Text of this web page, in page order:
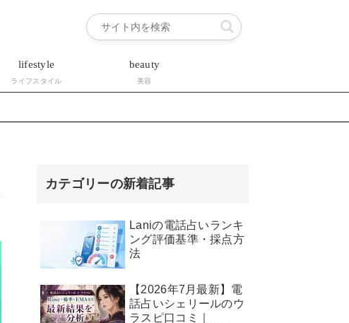
lifestyle
ライフスタイル
beauty
美容
カテゴリーの新着記事
Laniの電話占いランキ
ング評価基準・採点方
法
【2026年7月最新】電
話占いシェリールのウ
ラスピ口コミ｜